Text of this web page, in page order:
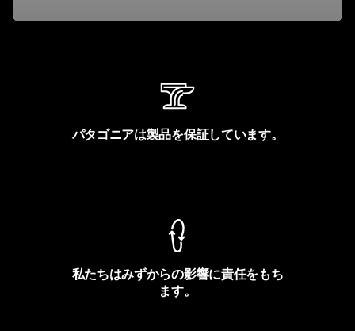
パタゴニアは製品を保証しています。
私たちはみずからの影響に責任をもち
ます。